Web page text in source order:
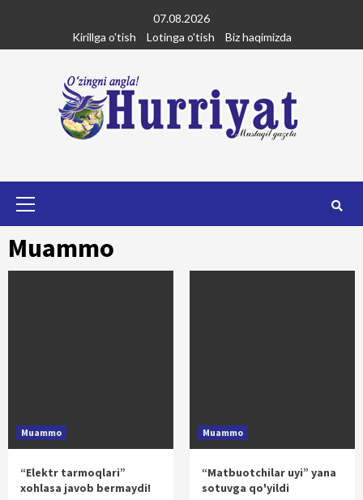
content
07.08.2026
Kirillga o'tish
Lotinga o'tish Biz haqimizda
Muammo
Muammo
“Elektr tarmoqlari”
xohlasa javob bermaydi!
Muammo
“Matbuotchilar uyi” yana
sotuvga qo'yildi